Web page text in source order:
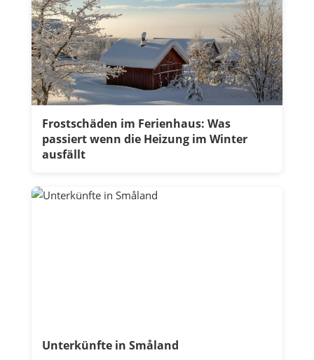
Frostschäden im Ferienhaus: Was
passiert wenn die Heizung im Winter
ausfällt
Unterkünfte in Småland